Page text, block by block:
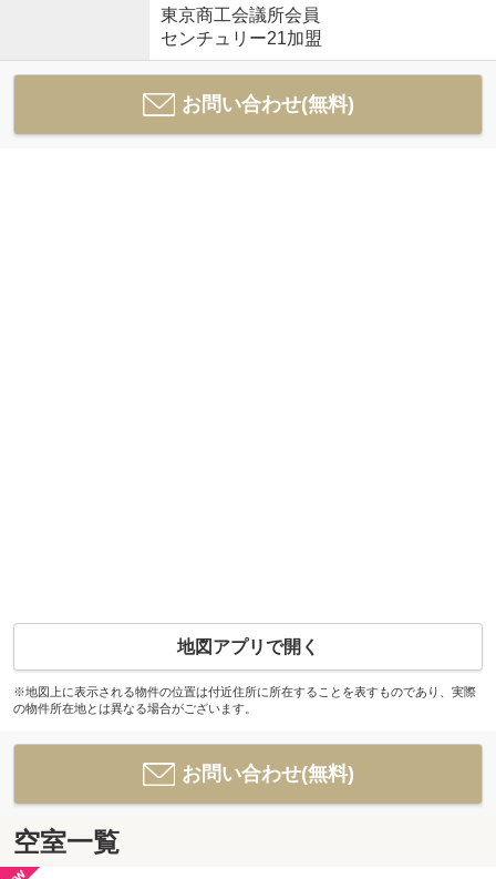
東京商工会議所会員
センチュリー21加盟
お問い合わせ(無料)
地図アプリで開く
※地図上に表示される物件の位置は付近住所に所在することを表すものであり、実際
の物件所在地とは異なる場合がございます。
お問い合わせ(無料)
空室一覧